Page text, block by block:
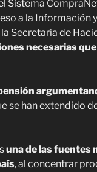
Sistema
a la Información
Secretaría de
necesarias
se han extendido
una de las fuentes
, al concentrar